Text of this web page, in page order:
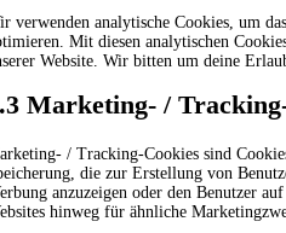
verwenden analytische Cookies, um
Mit diesen analytischen
Website. Wir bitten um deine
Marketing- /
/ Tracking-Cookies sind
die zur Erstellung von
anzuzeigen oder den Benutzer
hinweg für ähnliche